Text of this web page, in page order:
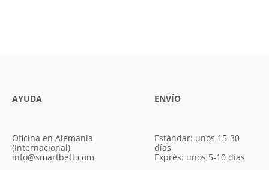
AYUDA
Oficina en Alemania
(Internacional)
info@smartbett.com
ENVÍO
Estándar: unos 15-30
días
Exprés: unos 5-10 días